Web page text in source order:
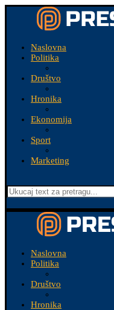
Naslovna
Politika
Društvo
Hronika
Ekonomija
Sport
Marketing
Naslovna
Politika
Društvo
Hronika